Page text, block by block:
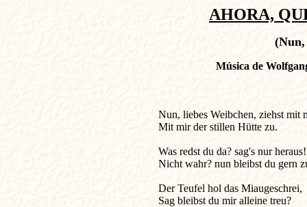
AHORA,
(Nun,
Música de
Nun, liebes Weibchen,
Mit mir der stillen Hütte zu.
Was redst du da? sag's nur
Nicht wahr? nun bleibst du gern
Der Teufel hol das Miaugeschrei,
Sag bleibst du mir alleine treu?